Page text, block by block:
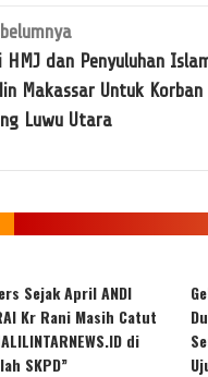
HMJ dan Penyuluhan
Makassar Untuk
Luwu Utara
Sejak April ANDI
Kr Rani Masih Catut
di
SKPD”